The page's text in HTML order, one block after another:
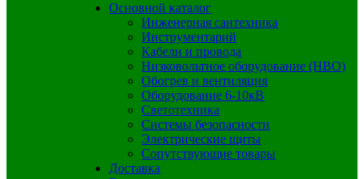
Основной каталог
Инженерная сантехника
Инструментарий
Кабели и провода
Низковольтное оборудование (НВО)
Обогрев и вентиляция
Оборудование 6-10кВ
Светотехника
Системы безопасности
Электрические щиты
Сопутствующие товары
Доставка